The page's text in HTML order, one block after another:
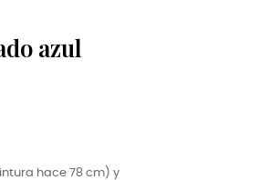
azul
hace 78 cm) y